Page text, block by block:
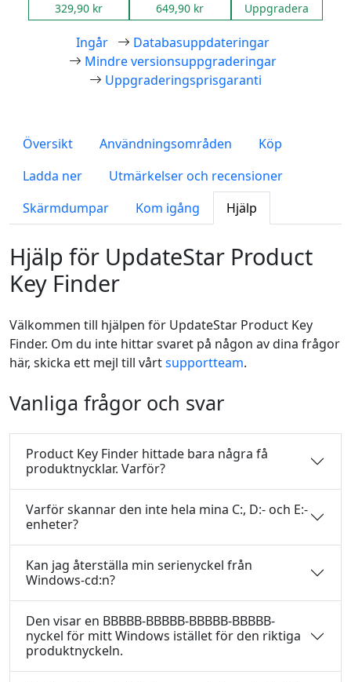
329,90 kr
649,90 kr
Uppgradera
Ingår
Databasuppdateringar
Mindre versionsuppgraderingar
Uppgraderingsprisgaranti
Översikt Användningsområden
Köp
Ladda ner
Utmärkelser och recensioner
Skärmdumpar
Kom igång Hjälp
Hjälp för UpdateStar Product
Key Finder
Välkommen till hjälpen för UpdateStar Product Key
Finder. Om du inte hittar svaret på någon av dina frågor
här, skicka ett mejl till vårtsupportteam.
Vanliga frågor och svar
Product Key Finder hittade bara några få
produktnycklar. Varför?
Varför skannar den inte hela mina C:, D:- och E:-
enheter?
Kan jag återställa min serienyckel från
Windows-cd:n?
Den visar en BBBBB-BBBBB-BBBBB-BBBBB-
nyckel för mitt Windows istället för den riktiga
produktnyckeln.